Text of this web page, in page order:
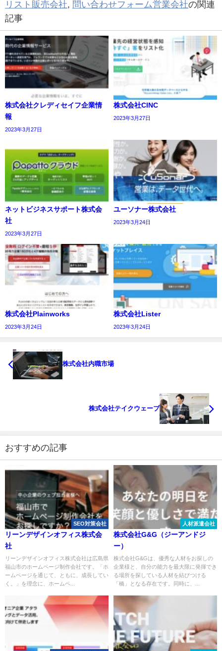
リスト販売会社, 問い合わせフォーム営業会社の関連
記事
株式会社クレディセイフ企業情
報
2023年3月27日
株式会社CINC
2023年3月27日
ネットビジネスサポート株式会
社
2023年3月27日
ユーソナー株式会社
2023年3月24日
株式会社Plainworks
2023年3月24日
株式会社Lister
2023年3月24日
株式会社内職市場
株式会社テイクウェーブ
おすすめの記事
SEO対策会社
リーンデザインオフィス株式会
社
リーンデザインオフィス株式会社は広島県
福山市のホームページ制作会社です。「ホ
ームページを通じて、ともに、成長してい
く。」を理念に、ホームペ...
人材派遣会社
株式会社G&G（ジーアンドジ
ー）
株式会社G&Gは、優秀な人材をお探しの
企業様と、自分の能力を最大限に発揮でき
る場所を探している人材を結びつける
「橋」となる存在です。同時に、...